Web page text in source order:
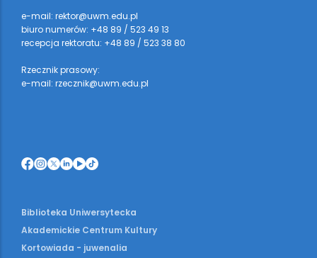
e-mail: rektor@uwm.edu.pl
biuro numerów: +48 89 / 523 49 13
recepcja rektoratu: +48 89 / 523 38 80
Rzecznik prasowy:
e-mail: rzecznik@uwm.edu.pl
Biblioteka Uniwersytecka
Akademickie Centrum Kultury
Kortowiada - juwenalia